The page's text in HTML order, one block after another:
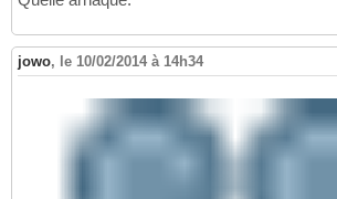
jowo, le 10/02/2014 à 14h34